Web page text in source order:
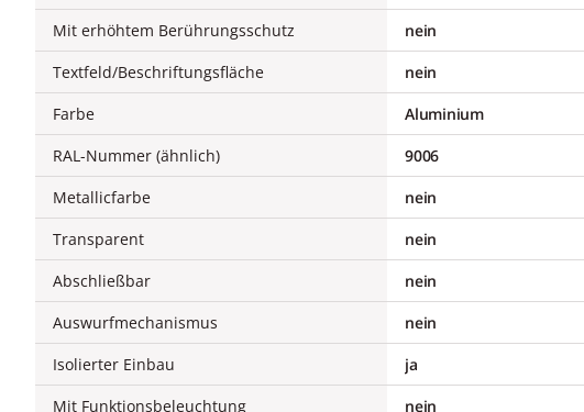
Mit erhöhtem Berührungsschutz
nein
Textfeld/Beschriftungsfläche
nein
Farbe
Aluminium
RAL-Nummer (ähnlich)
9006
Metallicfarbe
nein
Transparent
nein
Abschließbar
nein
Auswurfmechanismus
nein
Isolierter Einbau
ja
Mit Funktionsbeleuchtung
nein